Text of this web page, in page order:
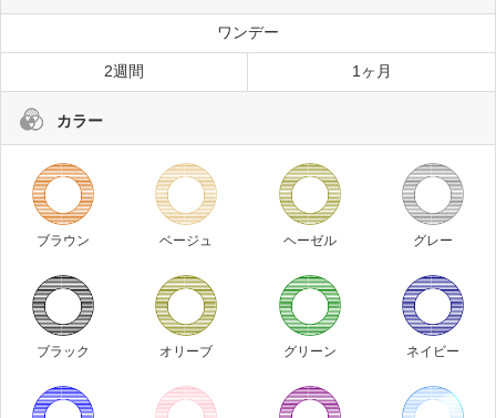
ワンデー
2週間 1ヶ月
カラー
ブラウン ベージュ ヘーゼル グレー
ブラック オリーブ グリーン ネイビー